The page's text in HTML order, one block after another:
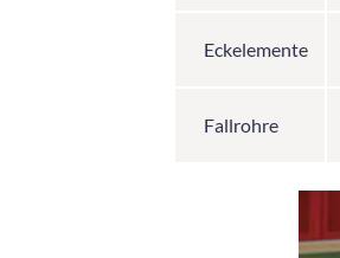
Eckelemente
Fallrohre